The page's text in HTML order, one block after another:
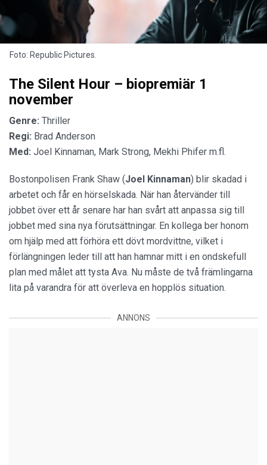
Foto: Republic Pictures.
The Silent Hour – biopremiär 1
november
Genre: Thriller
Regi: Brad Anderson
Med: Joel Kinnaman, Mark Strong, Mekhi Phifer m.fl.
Bostonpolisen Frank Shaw (Joel Kinnaman) blir skadad i
arbetet och får en hörselskada. När han återvänder till
jobbet över ett år senare har han svårt att anpassa sig till
jobbet med sina nya förutsättningar. En kollega ber honom
om hjälp med att förhöra ett dövt mordvittne, vilket i
förlängningen leder till att han hamnar mitt i en ondskefull
plan med målet att tysta Ava. Nu måste de två främlingarna
lita på varandra för att överleva en hopplös situation.
ANNONS